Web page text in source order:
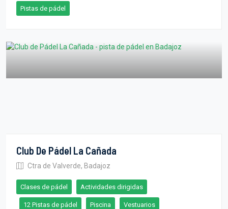
Pistas de pádel
Club De Pádel La Cañada
Ctra de Valverde, Badajoz
Clases de pádel Actividades dirigidas
12 Pistas de pádel Piscina Vestuarios